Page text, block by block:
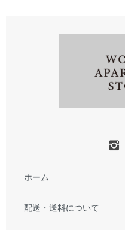
ホーム
配送・送料について